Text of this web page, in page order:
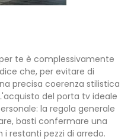
te è complessivamente
che, per evitare di
precisa coerenza stilistica
del porta tv ideale
la regola generale
basti confermare una
restanti pezzi di arredo.